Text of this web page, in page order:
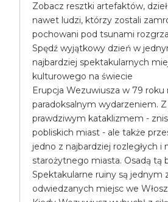
Zobacz resztki artefaktów,
nawet ludzi, którzy zostali
pochowani pod tsunami
Spędź wyjątkowy dzień w
najbardziej spektakularnych
kulturowego na świecie
Erupcja Wezuwiusza w 79 roku
paradoksalnym wydarzeniem.
prawdziwym kataklizmem -
pobliskich miast - ale także
jedno z najbardziej rozległych i
starożytnego miasta. Osadą tą
Spektakularne ruiny są jednym
odwiedzanych miejsc we